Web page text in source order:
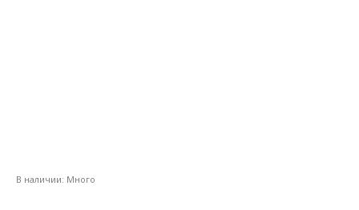
В наличии: Много